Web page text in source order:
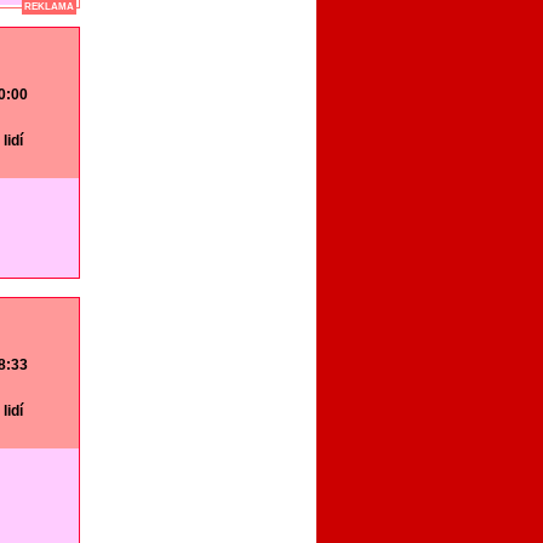
REKLAMA
lidí
lidí